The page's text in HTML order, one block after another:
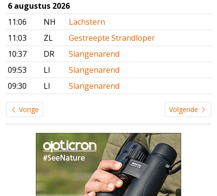
6 augustus 2026
11:06
NH
Lachstern
11:03
ZL
Gestreepte Strandloper
10:37
DR
Slangenarend
09:53
LI
Slangenarend
09:30
LI Slangenarend
Vorige Volgende